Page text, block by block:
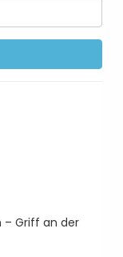
Griff an der